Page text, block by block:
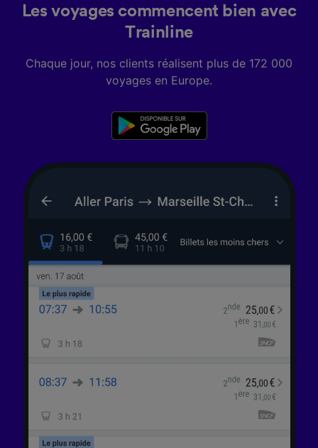
Les voyages commencent bien avec
Trainline
Chaque jour, nos clients réalisent plus de 172 000
voyages en Europe.